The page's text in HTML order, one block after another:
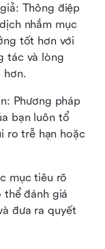
Thông điệp
nhắm mục
tốt hơn với
tác và lòng
hơn.
Phương pháp
bạn luôn tổ
ro trễ hạn hoặc
mục tiêu rõ
thể đánh giá
đưa ra quyết